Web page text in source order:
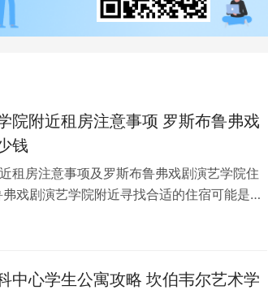
院附近租房注意事项 罗斯布鲁弗戏
钱
租房注意事项及罗斯布鲁弗戏剧演艺学院住
戏剧演艺学院附近寻找合适的住宿可能是留
助您顺利完成…
中心学生公寓攻略 坎伯韦尔艺术学